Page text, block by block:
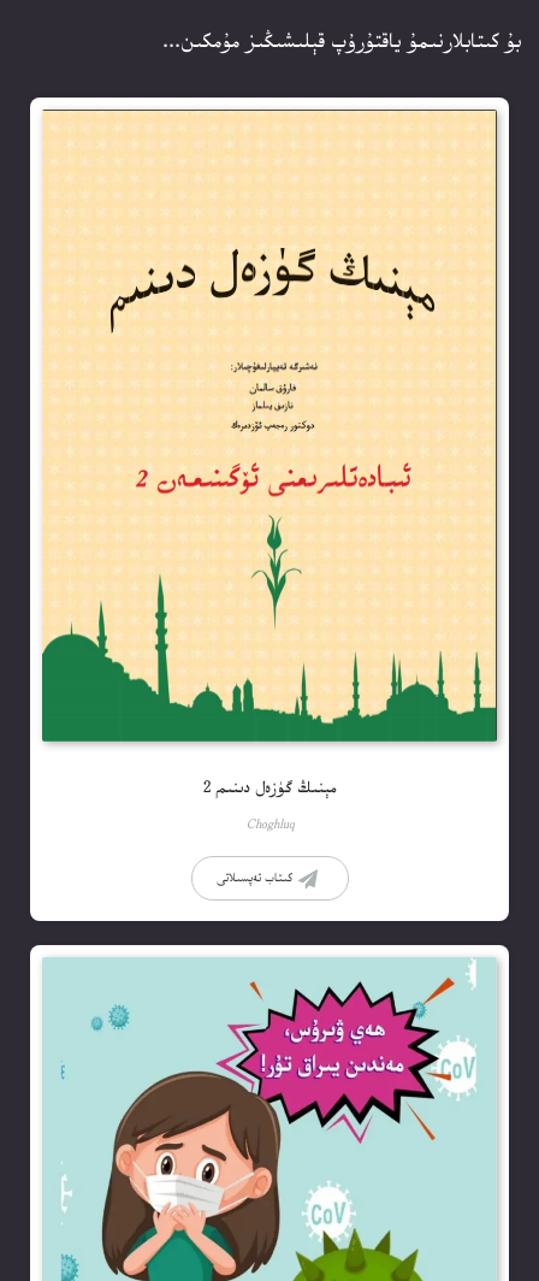
بۇ كىتابلارنىمۇ ياقتۇرۇپ قېلىشىڭىز مۇمكىن...
مېنىڭ گۈزەل دىنىم 2
Choghluq
كىتاب تەپسىلاتى